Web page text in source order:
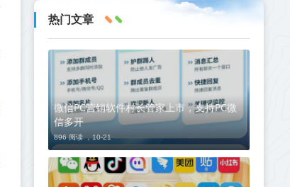
热门文章
微信PC营销软件村长管家上市，支持PC微
信多开
896 阅读 ，10-21